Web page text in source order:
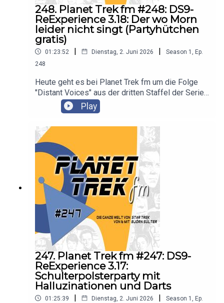
248. Planet Trek fm #248: DS9-
ReExperience 3.18: Der wo Morn
leider nicht singt (Partyhütchen
gratis)
01:23:52 | Dienstag, 2. Juni 2026 | Season 1 , Ep.
248
Heute geht es bei Planet Trek fm um die Folge
"Distant Voices" aus der dritten Staffel der Serie
"Star Trek: Deep Space Nine". Es diskutieren
Claudia Kern und Björn Sülter.
Play
247. Planet Trek fm #247: DS9-
ReExperience 3.17:
Schulterpolsterparty mit
Halluzinationen und Darts
01:25:39 | Dienstag, 2. Juni 2026 | Season 1 , Ep.